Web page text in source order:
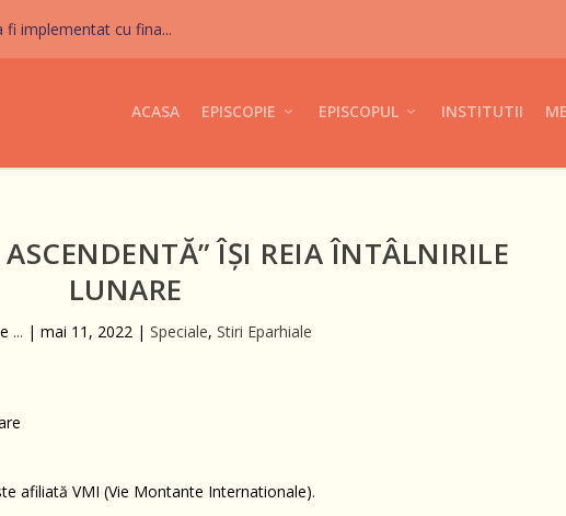
fi implementat cu fina...
ACASA EPISCOPIE EPISCOPUL INSTITUTII
ÎȘI REIA ÎNTÂLNIRILE
LUNARE
... | mai 11, 2022| Speciale, Stiri Eparhiale
afiliată VMI (Vie Montante Internationale).